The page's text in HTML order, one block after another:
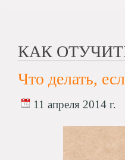
КАК
Что делать,
11 апреля 2014 г.